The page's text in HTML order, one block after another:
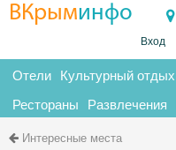
ВКрыминфо
Вход
Отели Культурный отдых
Рестораны Развлечения
Интересные места